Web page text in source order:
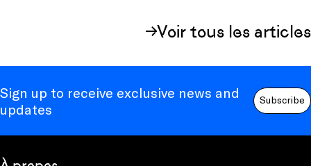
Voir tous les articles
Sign up to receive exclusive news and
updates
Subscribe